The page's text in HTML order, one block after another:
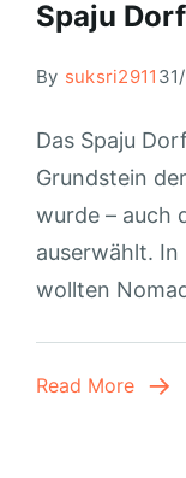
Spaju Dorf
By suksri2911
Das Spaju
Grundstein
wurde – auch
auserwählt. In
wollten
Read More